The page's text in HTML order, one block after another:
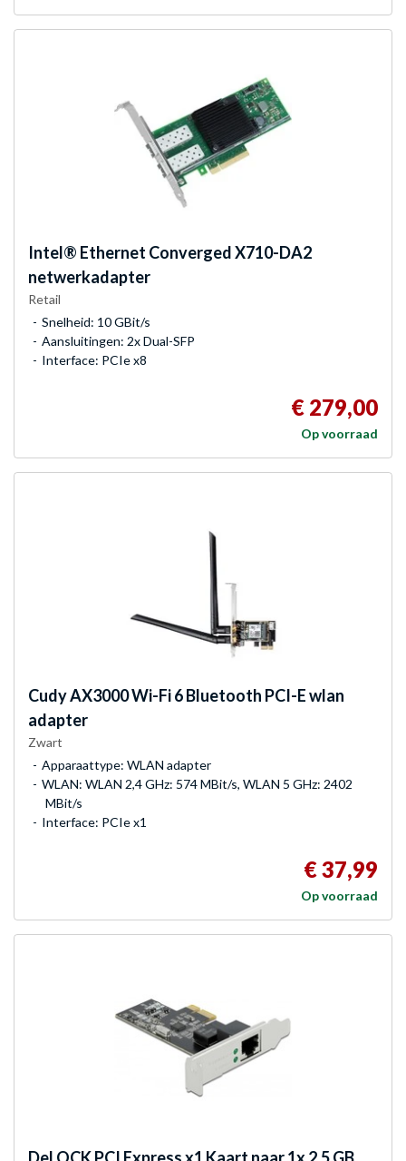
Intel® Ethernet Converged X710-DA2
netwerkadapter
Retail
Snelheid: 10 GBit/s
Aansluitingen: 2x Dual-SFP
Interface: PCIe x8
€ 279,00
Op voorraad
CudyAX3000 Wi-Fi 6 Bluetooth PCI-E wlan
adapter
Zwart
Apparaattype: WLAN adapter
WLAN: WLAN 2,4 GHz: 574 MBit/s, WLAN 5 GHz: 2402
MBit/s
Interface: PCIe x1
€ 37,99
Op voorraad